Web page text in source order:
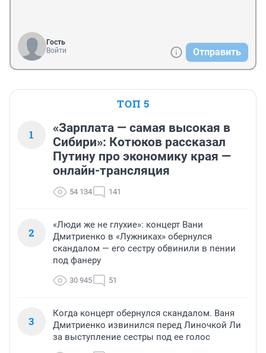
Гость
Войти
Отправить
ТОП 5
1
«Зарплата — самая высокая в
Сибири»: Котюков рассказал
Путину про экономику края —
онлайн-трансляция
54 134 141
2
«Люди же не глухие»: концерт Вани
Дмитриенко в «Лужниках» обернулся
скандалом — его сестру обвинили в пении
под фанеру
30 945 51
3
Когда концерт обернулся скандалом. Ваня
Дмитриенко извинился перед Линочкой Ли
за выступление сестры под ее голос